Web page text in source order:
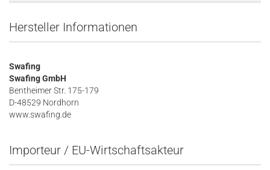
Hersteller Informationen
Swafing
Swafing GmbH
Bentheimer Str. 175-179
D-48529 Nordhorn
www.swafing.de
Importeur / EU-Wirtschaftsakteur